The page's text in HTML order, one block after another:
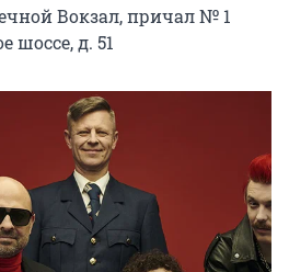
Вокзал, причал № 1
шоссе, д. 51